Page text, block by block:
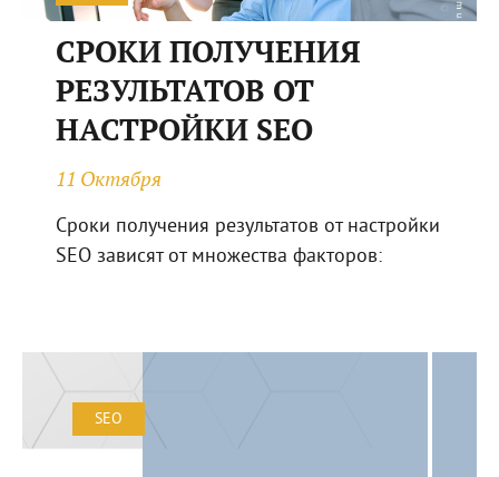
СРОКИ ПОЛУЧЕНИЯ
РЕЗУЛЬТАТОВ ОТ
НАСТРОЙКИ SEO
11 Октября
Сроки получения результатов от настройки
SEO зависят от множества факторов:
SEO